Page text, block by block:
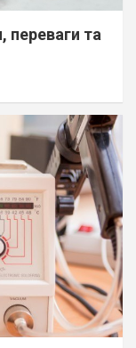
переваги та